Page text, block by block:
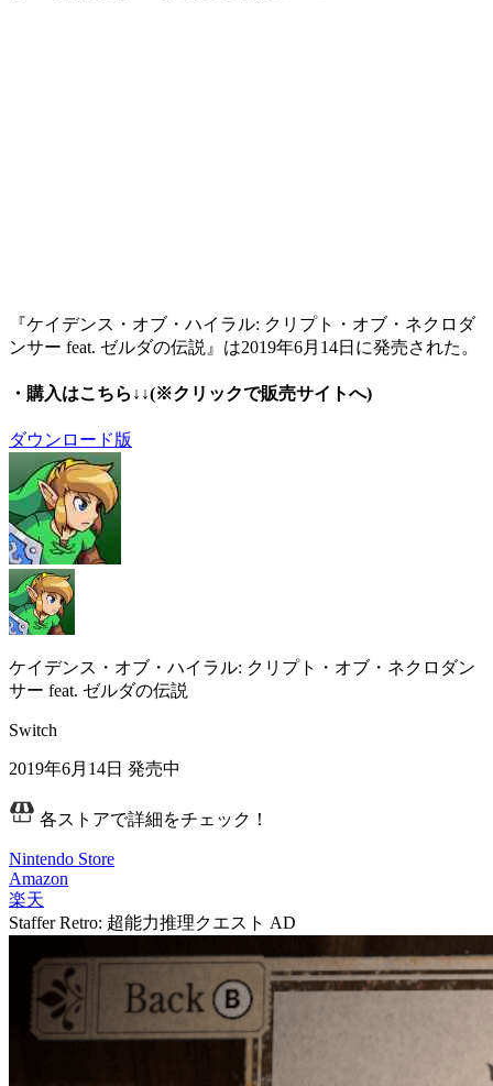
『ケイデンス・オブ・ハイラル: クリプト・オブ・ネクロダ
ンサー feat. ゼルダの伝説』は2019年6月14日 に発売された。
・購入はこちら↓↓(※クリックで販売サイトへ)
ダウンロード版
ケイデンス・オブ・ハイラル: クリプト・オブ・ネクロダン
サー feat. ゼルダの伝説
Switch
2019年6月14日 発売中
各ストアで詳細をチェック！
Nintendo Store
Amazon
楽天
Staffer Retro: 超能力推理クエスト AD